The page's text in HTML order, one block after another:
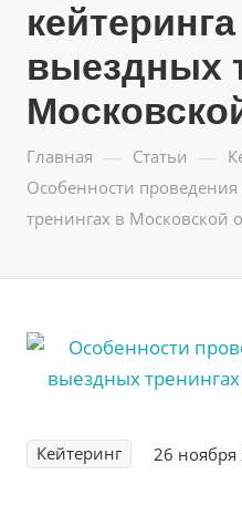
выездных
Главная — Статьи —
Особенности
тренингах в Московской
Кейтеринг 26 ноября